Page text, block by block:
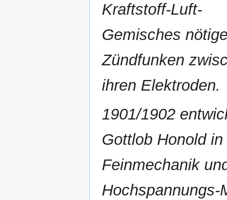
Kraftstoff-Luft-
Gemisches
Zündfunken
ihren Elektroden.
1901/1902
Gottlob Honold
Feinmechanik
Hochspannungs-